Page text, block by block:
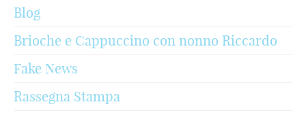
Blog
Brioche e Cappuccino con nonno Riccardo
Fake News
Rassegna Stampa